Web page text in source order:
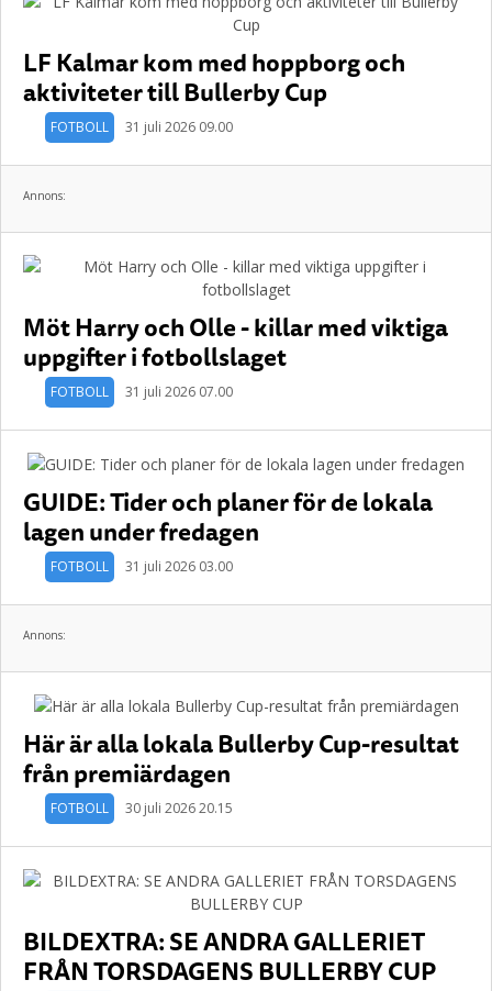
LF Kalmar kom med hoppborg och
aktiviteter till Bullerby Cup
FOTBOLL 31 juli 2026 09.00
Annons:
Möt Harry och Olle - killar med viktiga
uppgifter i fotbollslaget
FOTBOLL 31 juli 2026 07.00
GUIDE: Tider och planer för de lokala
lagen under fredagen
FOTBOLL 31 juli 2026 03.00
Annons:
Här är alla lokala Bullerby Cup-resultat
från premiärdagen
FOTBOLL 30 juli 2026 20.15
BILDEXTRA: SE ANDRA GALLERIET
FRÅN TORSDAGENS BULLERBY CUP